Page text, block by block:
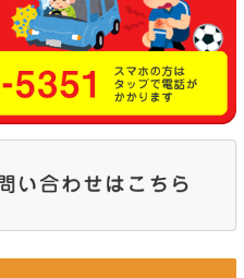
に医療機関を選ぶ権利がありま
と保険会社に言われた場合はご
では交通事故案件に強い弁護士
だけを鵜呑みにせず、１人で悩